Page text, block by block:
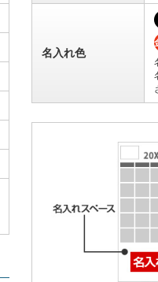
名入れ色